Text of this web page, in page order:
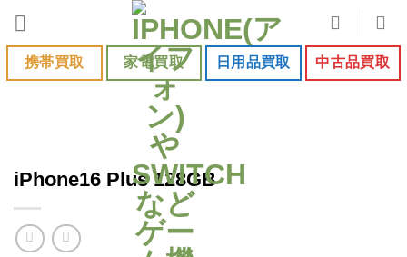
content携帯買取 家電買取 日用品買取 中古品買取
iPhone16 Plus 128GB